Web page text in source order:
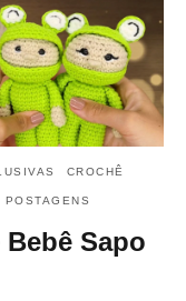
CROCHÊ
Sapo